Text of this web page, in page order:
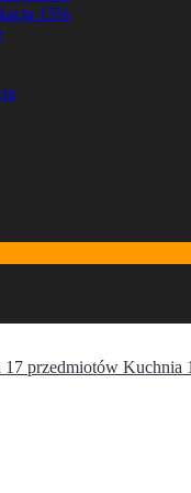
15%
17 przedmiotów Kuchnia